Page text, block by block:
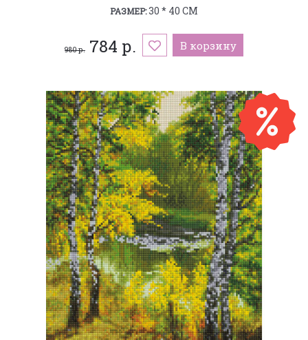
РАЗМЕР:30 * 40 СМ
980 р. 784 р. В корзину